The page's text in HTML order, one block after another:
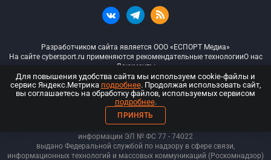
Разработчиком сайта является ООО «ЕСПОРТ Медиа»
На сайте cybersport.ru применяются рекомендательные технологииО нас
Документы
© ООО «Киберспорт.ру» — Все права защищены
18+
ООО «Киберспорт.ру». Свидетельство о регистрации средств массовой
информации ЭЛ № ФС 77 - 74022
выдано Федеральной службой по надзору в сфере связи,
информационных технологий и массовых коммуникаций (Роскомнадзор)
Для повышения удобства сайта мы используем cookie-файлы и
сервис Яндекс.Метрика подробнее. Продолжая использовать сайт,
вы соглашаетесь на обработку файлов, используемых сервисом
подробнее.
ПРИНЯТЬ